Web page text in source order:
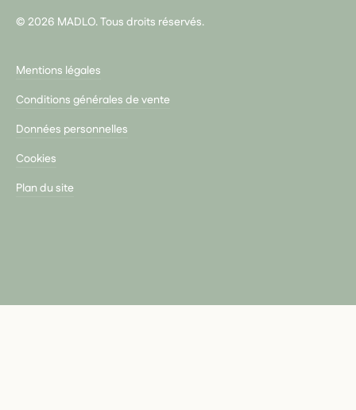
© 2026 MADLO. Tous droits réservés.
Mentions légales
Conditions générales de vente
Données personnelles
Cookies
Plan du site